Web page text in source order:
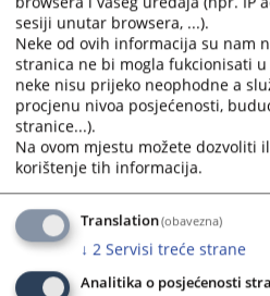
to
get
the
keyboard
shortcuts
for
changing
dates.
to
get
the
dates.
sesiji unutar browsera, ...).
Neke od ovih informacija su nam
stranica ne bi mogla fukcionisati
neke nisu prijeko neophodne a
procjenu nivoa posjećenosti,
stranice...).
Na ovom mjestu možete dozvoliti
korištenje tih informacija.
Translation(obavezna)
↓ 2 Servisi treće strane
Analitika o posjećenosti